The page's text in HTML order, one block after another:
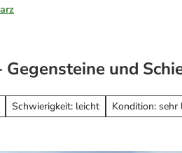
Harz
Gegensteine und
Schwierigkeit: leicht Kondition: sehr